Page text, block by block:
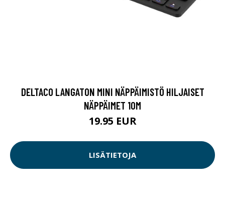
DELTACO LANGATON MINI NÄPPÄIMISTÖ HILJAISET
NÄPPÄIMET 10M
19.95 EUR
LISÄTIETOJA